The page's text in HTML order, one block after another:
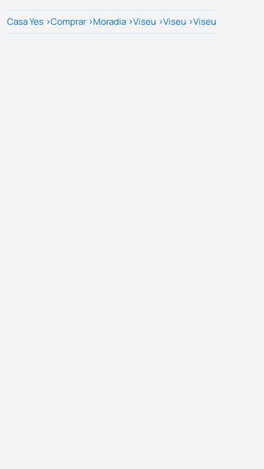
Casa Yes >Comprar >Moradia >Viseu >Viseu >Viseu